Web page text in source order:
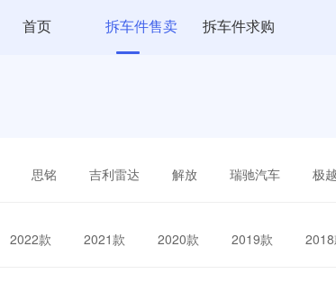
首页 拆车件售卖 拆车件求购
思铭 吉利雷达 解放 瑞驰汽车 极
2022款 2021款 2020款 2019款